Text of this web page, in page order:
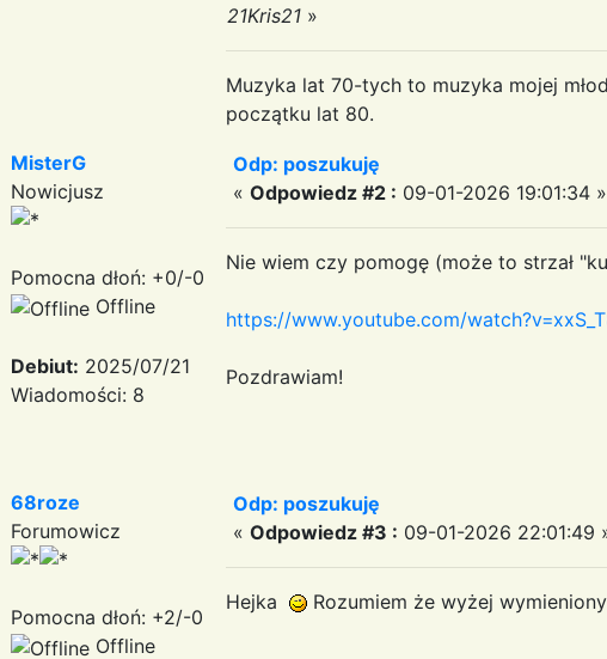
21Kris21 »
Muzyka lat 70-tych to muzyka mojej
początku lat 80.
MisterG
Nowicjusz
Pomocna dłoń: +0/-0
Offline
Debiut: 2025/07/21
Wiadomości: 8
Odp: poszukuję
« Odpowiedz #2 : 09-01-2026 19:01:34 »
Nie wiem czy pomogę (może to strzał
https://www.youtube.com/
Pozdrawiam!
68roze
Forumowicz
Pomocna dłoń: +2/-0
Offline
Odp: poszukuję
« Odpowiedz #3 : 09-01-2026 22:01:49
Hejka Rozumiem że wyżej